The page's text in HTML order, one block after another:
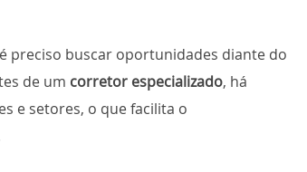
preciso buscar oportunidades diante do
de um corretor especializado, há
e setores, o que facilita o